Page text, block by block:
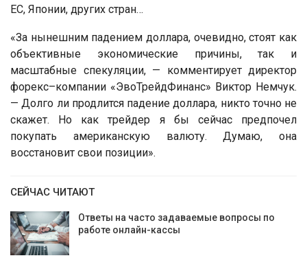
ЕС, Японии, других стран…
«За нынешним падением доллара, очевидно, стоят как
объективные экономические причины, так и
масштабные спекуляции, — комментирует директор
форекс–компании «ЭвоТрейдФинанс» Виктор Немчук.
— Долго ли продлится падение доллара, никто точно не
скажет. Но как трейдер я бы сейчас предпочел
покупать американскую валюту. Думаю, она
восстановит свои позиции».
СЕЙЧАС ЧИТАЮТ
Ответы на часто задаваемые вопросы по
работе онлайн-кассы